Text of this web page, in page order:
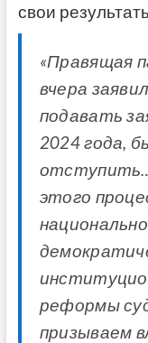
свои
«Правящая
вчера
подавать
2024 года,
этого
реформы
призываем